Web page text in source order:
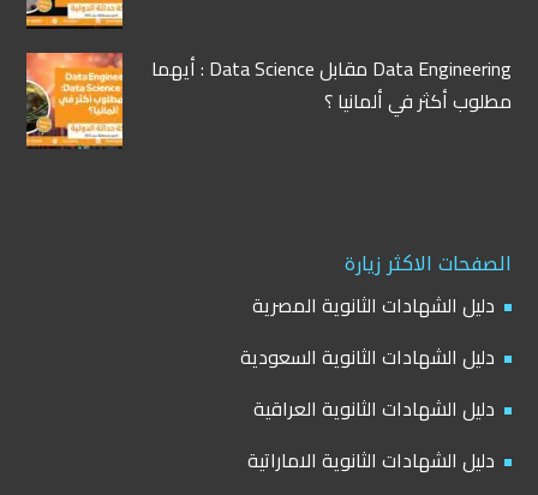
Data Engineering مقابل Data Science : أيهما
مطلوب أكثر في ألمانيا ؟
الصفحات الاكثر زيارة
دليل الشهادات الثانوية المصرية
دليل الشهادات الثانوية السعودية
دليل الشهادات الثانوية العراقية
دليل الشهادات الثانوية الاماراتية